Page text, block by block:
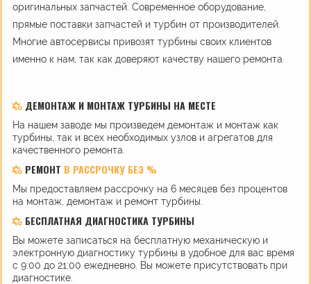
оригинальных запчастей. Современное оборудование,
прямые поставки запчастей и турбин от производителей.
Многие автосервисы привозят турбины своих клиентов
именно к нам, так как доверяют качеству нашего ремонта.
ДЕМОНТАЖ И МОНТАЖ ТУРБИНЫ НА МЕСТЕ
На нашем заводе мы произведем демонтаж и монтаж как
турбины, так и всех необходимых узлов и агрегатов для
качественного ремонта.
РЕМОНТ В РАССРОЧКУ БЕЗ %
Мы предоставляем рассрочку на 6 месяцев без процентов
на монтаж, демонтаж и ремонт турбины.
БЕСПЛАТНАЯ ДИАГНОСТИКА ТУРБИНЫ
Вы можете записаться на бесплатную механическую и
электронную диагностику турбины в удобное для вас время
с 9:00 до 21:00 ежедневно. Вы можете присутствовать при
диагностике.